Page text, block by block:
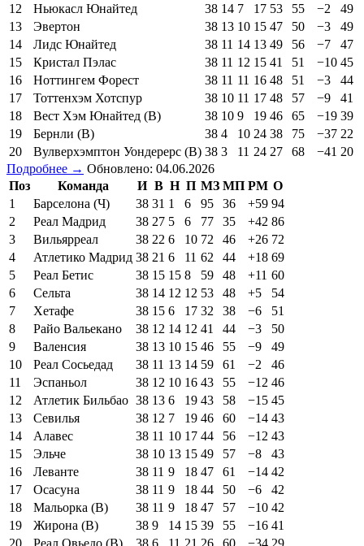
12
Ньюкасл Юнайтед 38 14 7 17 53 55 −2
49
13
Эвертон 38 13 10 15 47 50 −3
49
14
Лидс Юнайтед 38 11 14 13 49 56 −7
47
15
Кристал Пэлас 38 11 12 15 41 51 −10 45
16
Ноттингем Форест 38 11 11 16 48 51 −3
44
17
Тоттенхэм Хотспур 38 10 11 17 48 57 −9
41
18
Вест Хэм Юнайтед (В) 38 10 9 19 46 65 −19 39
19
Бернли (В) 38 4 10 24 38 75 −37 22
20
Вулверхэмптон Уондерерс (В) 38 3 11 24 27 68 −41 20
Подробнее → Обновлено: 04.06.2026
Поз
Команда И В Н П МЗ МП РМ О
1
Барселона (Ч) 38 31 1 6 95 36 +59 94
2
Реал Мадрид 38 27 5 6 77 35 +42 86
3
Вильярреал 38 22 6 10 72 46 +26 72
4
Атлетико Мадрид 38 21 6 11 62 44 +18 69
5
Реал Бетис 38 15 15 8 59 48 +11 60
6
Сельта 38 14 12 12 53 48 +5
54
7
Хетафе 38 15 6 17 32 38 −6
51
8
Райо Вальекано 38 12 14 12 41 44 −3
50
9
Валенсия 38 13 10 15 46 55 −9
49
10
Реал Сосьедад 38 11 13 14 59 61 −2
46
11
Эспаньол 38 12 10 16 43 55 −12 46
12
Атлетик Бильбао 38 13 6 19 43 58 −15 45
13
Севилья 38 12 7 19 46 60 −14 43
14
Алавес 38 11 10 17 44 56 −12 43
15
Эльче 38 10 13 15 49 57 −8
43
16
Леванте 38 11 9 18 47 61 −14 42
17
Осасуна 38 11 9 18 44 50 −6
42
18
Мальорка (В) 38 11 9 18 47 57 −10 42
19
Жирона (В) 38 9 14 15 39 55 −16 41
20
Реал Овьедо (В) 38 6 11 21 26 60 −34 29